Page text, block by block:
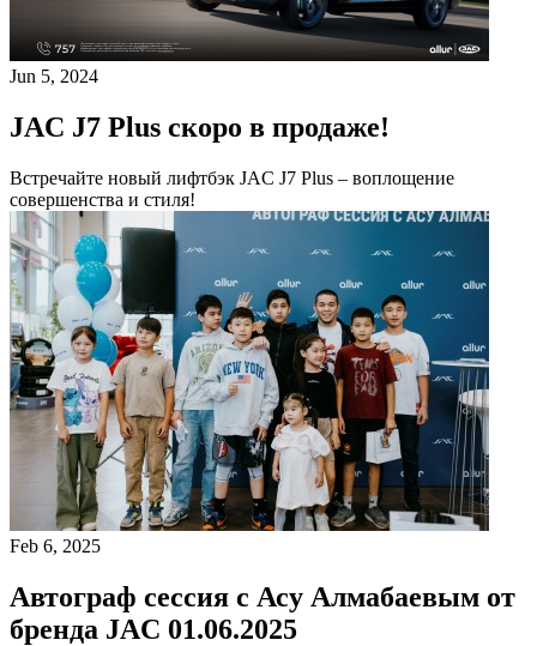
Jun 5, 2024
JAC J7 Plus скоро в продаже!
Встречайте новый лифтбэк JAC J7 Plus – воплощение
совершенства и стиля!
Feb 6, 2025
Автограф сессия с Асу Алмабаевым от
бренда JAC 01.06.2025